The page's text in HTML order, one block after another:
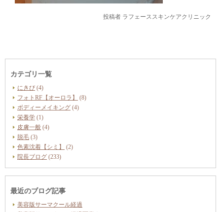
投稿者 ラフェーススキンケアクリニック
カテゴリ一覧
にきび (4)
フォトRF【オーロラ】
(8)
ボディーメイキング (4)
栄養学 (1)
皮膚一般 (4)
脱毛 (3)
色素沈着【シミ】
(2)
院長ブログ (233)
最近のブログ記事
美容版サーマクール経過